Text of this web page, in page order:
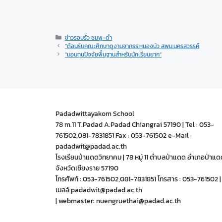
ข่าวรอบรั่ว ชมพู-ดำ
“ต้อนรับคณะศึกษาดูงานจากรร.หนองบัว สพม.นครสวรรค์
“มอบทุนปัจจัยพื้นฐานสำหรับนักเรียนยาก”
Padadwittayakom School
78 m.11 T.Padad A.Padad Chiangrai 57190 | Tel : 053-
761502,081-7831851 Fax : 053-761502 e-Mail :
padadwit@padad.ac.th
โรงเรียนป่าแดดวิทยาคม | 78 หมู่ 11 ตำบลป่าแดด อำเภอป่าแ
จังหวัดเชียงราย 57190
โทรศัพท์ : 053-761502,081-7831851 โทรสาร : 053-761502
เมลล์ padadwit@padad.ac.th
| webmaster: nuengruethai@padad.ac.th